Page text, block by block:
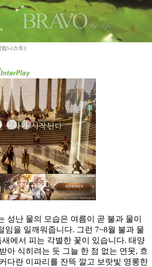
럼니스트)
성난 물의 모습은 여름이 곧 불과 물이
임을 일깨워줍니다. 그런 7~8월 불과 물
에서 피는 각별한 꽃이 있습니다. 태양
아 식히려는 듯 그늘 한 점 없는 연못, 흐
다란 이파리를 잔뜩 깔고 보랏빛 영롱한